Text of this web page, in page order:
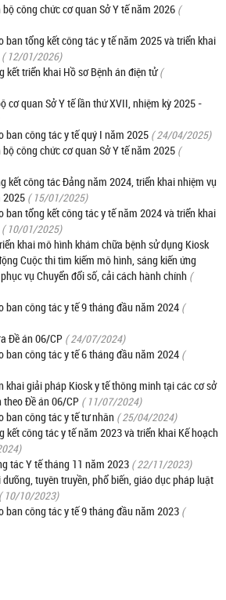
công chức cơ quan Sở Y tế năm 2026 (
ban tổng kết công tác y tế năm 2025 và triển khai
( 12/01/2026)
kết triển khai Hồ sơ Bệnh án điện tử (
cơ quan Sở Y tế lần thứ XVII, nhiệm kỳ 2025 -
ban công tác y tế quý I năm 2025 ( 24/04/2025)
công chức cơ quan Sở Y tế năm 2025 (
kết công tác Đảng năm 2024, triển khai nhiệm vụ
2025 ( 15/01/2025)
ban tổng kết công tác y tế năm 2024 và triển khai
( 10/01/2025)
khai mô hình khám chữa bệnh sử dụng Kiosk
Cuộc thi tìm kiếm mô hình, sáng kiến ứng
vụ Chuyển đổi số, cải cách hành chính (
ban công tác y tế 9 tháng đầu năm 2024 (
Đề án 06/CP ( 24/07/2024)
ban công tác y tế 6 tháng đầu năm 2024 (
khai giải pháp Kiosk y tế thông minh tại các cơ sở
theo Đề án 06/CP ( 11/07/2024)
ban công tác y tế tư nhân ( 25/04/2024)
kết công tác y tế năm 2023 và triển khai Kế hoạch
tác Y tế tháng 11 năm 2023 ( 22/11/2023)
tuyên truyền, phổ biến, giáo dục pháp luật
( 10/10/2023)
ban công tác y tế 9 tháng đầu năm 2023 (